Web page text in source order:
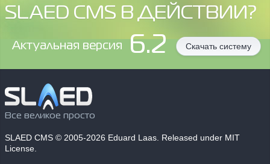
SLAED CMS В ДЕЙСТВИИ?
Aктуальная версия 6.2 Скачать систему
Все великое просто
SLAED CMS © 2005-2026 Eduard Laas. Released under MIT
License.